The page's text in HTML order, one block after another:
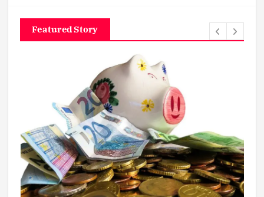
Featured Story